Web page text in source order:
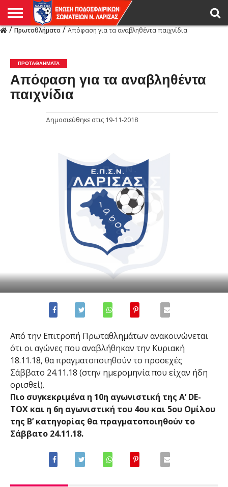
/Πρωταθλήματα/Απόφαση για τα αναβληθέντα παιχνίδια
ΠΡΩΤΑΘΛΉΜΑΤΑ
Απόφαση για τα αναβληθέντα
παιχνίδια
Δημοσιεύθηκε στις 19-11-2018
Από την Επιτροπή Πρωταθλημάτων ανακοινώνεται
ότι οι αγώνες που αναβλήθηκαν την Κυριακή
18.11.18, θα πραγματοποιηθούν το προσεχές
Σάββατο 24.11.18 (στην ημερομηνία που είχαν ήδη
ορισθεί).
Πιο συγκεκριμένα η 10η αγωνιστική της Α’ DE-
TOX και η 6η αγωνιστική του 4ου και 5ου Ομίλου
της Β’ κατηγορίας θα πραγματοποιηθούν το
Σάββατο 24.11.18.